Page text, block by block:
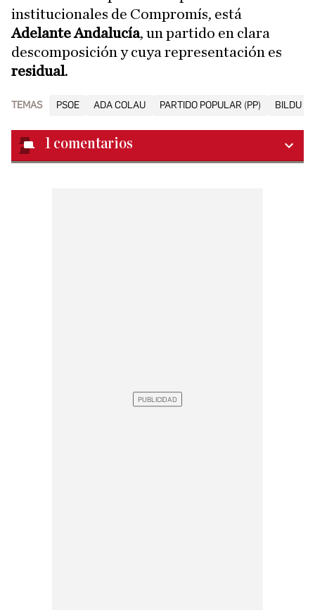
institucionales de Compromís, está
Adelante Andalucía, un partido en clara
descomposición y cuya representación es
residual.
TEMAS PSOE ADA COLAU PARTIDO POPULAR (PP) BILDU
1 comentarios